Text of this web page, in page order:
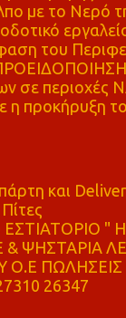
με το Νερό
του
-
σε περιοχές
η προκήρυξη
και
"
& ΨΗΣΤΑΡΙΑ
ΠΩΛΗΣΕΙΣ
26347